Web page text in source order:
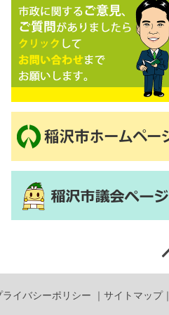
ライバシーポリシー ｜ サイトマップ｜